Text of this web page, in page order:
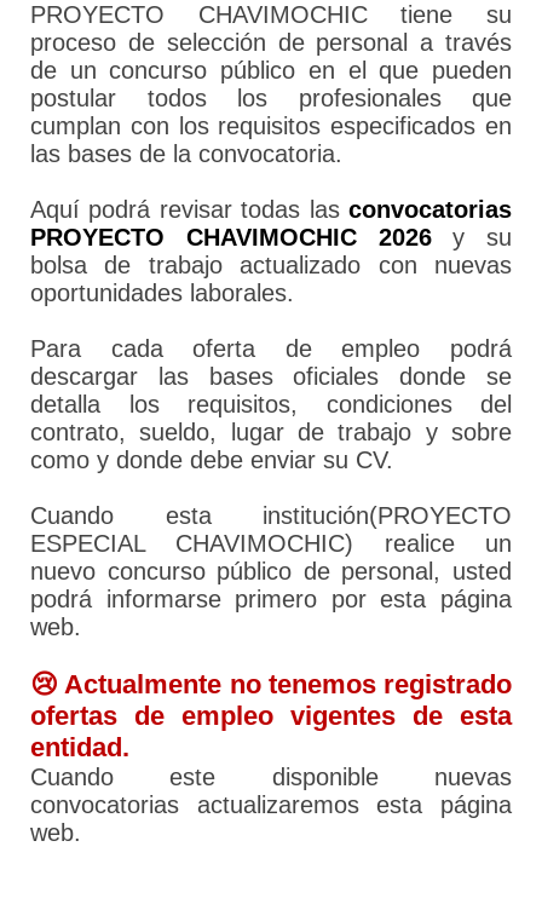
PROYECTO CHAVIMOCHIC tiene su
proceso de selección de personal a través
de un concurso público en el que pueden
postular todos los profesionales que
cumplan con los requisitos especificados en
las bases de la convocatoria.
Aquí podrá revisar todas las convocatorias
PROYECTO CHAVIMOCHIC 2026y su
bolsa de trabajo actualizado con nuevas
oportunidades laborales.
Para cada oferta de empleo podrá
descargar las bases oficiales donde se
detalla los requisitos, condiciones del
contrato, sueldo, lugar de trabajo y sobre
como y donde debe enviar su CV.
Cuando esta institución(PROYECTO
ESPECIAL CHAVIMOCHIC) realice un
nuevo concurso público de personal, usted
podrá informarse primero por esta página
web.
😢 Actualmente no tenemos registrado
ofertas de empleo vigentes de esta
entidad.
Cuando este disponible nuevas
convocatorias actualizaremos esta página
web.